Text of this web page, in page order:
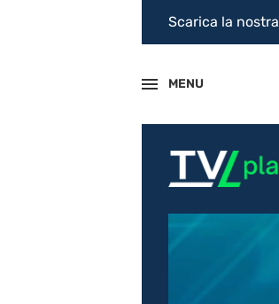
Scarica la
MENU